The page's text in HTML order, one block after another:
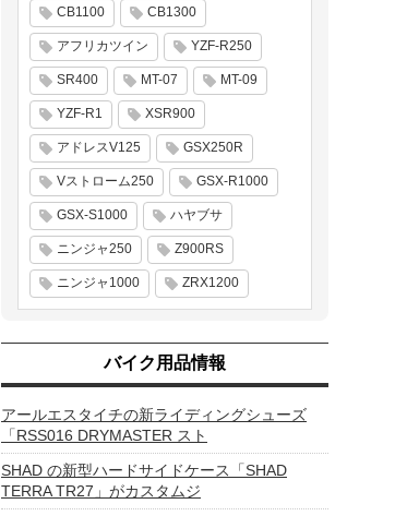
CB1100 CB1300
アフリカツイン YZF-R250
SR400 MT-07 MT-09
YZF-R1 XSR900
アドレスV125 GSX250R
Vストローム250 GSX-R1000
GSX-S1000 ハヤブサ
ニンジャ250 Z900RS
ニンジャ1000 ZRX1200
バイク用品情報
アールエスタイチの新ライディングシューズ
「RSS016 DRYMASTER スト
SHAD の新型ハードサイドケース「SHAD
TERRA TR27」がカスタムジ